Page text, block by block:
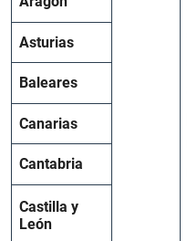
Asturias
Baleares
Canarias
Cantabria
Castilla y
León